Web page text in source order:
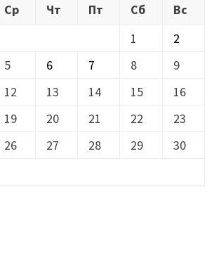
Ср Чт Пт Сб
Вс
1
2
5 6 7 8
9
12 13 14 15
16
19 20 21 22
23
26 27 28 29
30